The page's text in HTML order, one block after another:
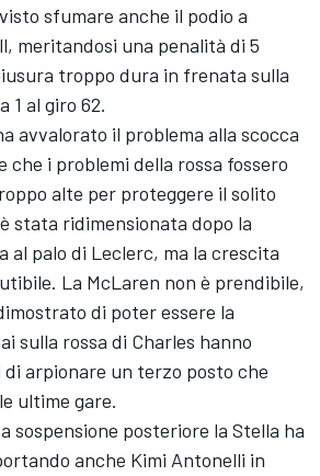
sfumare anche il podio a
meritandosi una penalità di 5
troppo dura in frenata sulla
1 al giro 62.
avvalorato il problema alla scocca
che i problemi della rossa fossero
alte per proteggere il solito
stata ridimensionata dopo la
al palo di Leclerc, ma la crescita
La McLaren non è prendibile,
di poter essere la
sulla rossa di Charles hanno
di arpionare un terzo posto che
ultime gare.
sospensione posteriore la Stella ha
anche Kimi Antonelli in